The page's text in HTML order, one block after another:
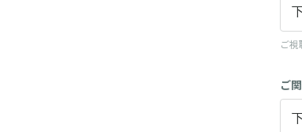
ご
ご